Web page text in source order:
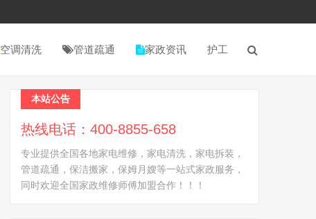
空调清洗 管道疏通 家政资讯 护工
本站公告
热线电话：400-8855-658
专业提供全国各地家电维修，家电清洗，家电拆装，
管道疏通，保洁搬家，保姆月嫂等一站式家政服务，
同时欢迎全国家政维修师傅加盟合作！！！